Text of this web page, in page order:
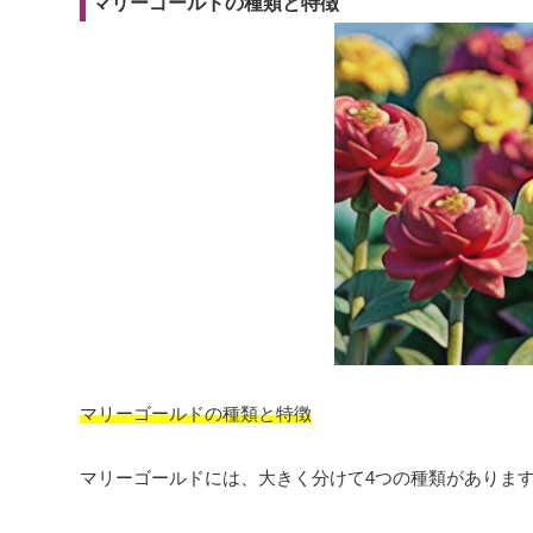
マリーゴールドの種類と特徴
マリーゴールドには、大きく分けて4つの種類がありま